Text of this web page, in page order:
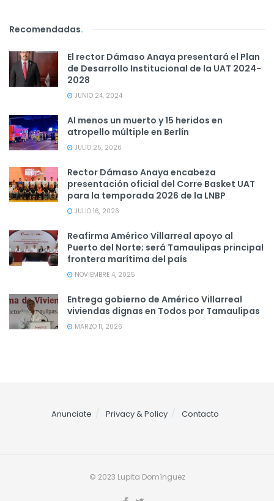
Recomendadas.
El rector Dámaso Anaya presentará el Plan
de Desarrollo Institucional de la UAT 2024-
2028
JUNIO 24, 2024
Al menos un muerto y 15 heridos en
atropello múltiple en Berlín
JULIO 25, 2026
Rector Dámaso Anaya encabeza
presentación oficial del Corre Basket UAT
para la temporada 2026 de la LNBP
JULIO 16, 2026
Reafirma Américo Villarreal apoyo al
Puerto del Norte; será Tamaulipas principal
frontera marítima del país
NOVIEMBRE 4, 2025
Entrega gobierno de Américo Villarreal
viviendas dignas en Todos por Tamaulipas
MARZO 11, 2026
Anunciate Privacy & Policy Contacto
© 2023 Lupita Domínguez